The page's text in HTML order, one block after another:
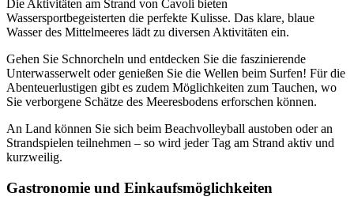
Die Aktivitäten am Strand von Cavoli bieten
Wassersportbegeisterten die perfekte Kulisse. Das klare, blaue
Wasser des Mittelmeeres lädt zu diversen Aktivitäten ein.
Gehen Sie Schnorcheln und entdecken Sie die faszinierende
Unterwasserwelt oder genießen Sie die Wellen beim Surfen! Für die
Abenteuerlustigen gibt es zudem Möglichkeiten zum Tauchen, wo
Sie verborgene Schätze des Meeresbodens erforschen können.
An Land können Sie sich beim Beachvolleyball austoben oder an
Strandspielen teilnehmen – so wird jeder Tag am Strand aktiv und
kurzweilig.
Gastronomie und Einkaufsmöglichkeiten